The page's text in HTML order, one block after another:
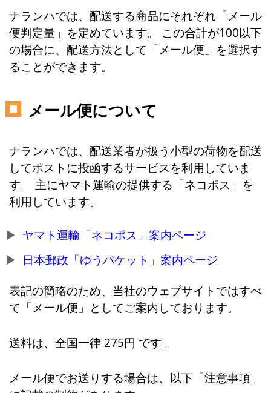
ナランハでは、配送する商品にそれぞれ「メール
便判定量」を定めています。 この合計が100以下
の場合に、配送方法として「メール便」を選択す
ることができます。
メール便について
ナランハでは、配送業者が扱う小型の荷物を配送
してポストに投函するサービスを利用していま
す。 主にヤマト運輸の提供する「ネコポス」を
利用しています。
ヤマト運輸「ネコポス」案内ページ
日本郵政「ゆうパケット」案内ページ
表記の簡略のため、当社のウェブサイトではすべ
て「メール便」としてご案内しております。
送料は、全国一律 275円 です。
メール便でお送りする場合は、以下「注意事項」